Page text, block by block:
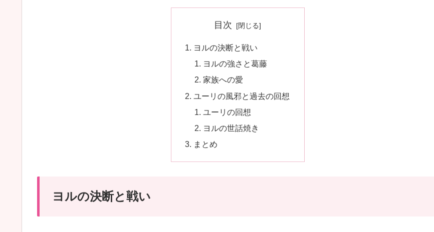
目次
ヨルの決断と戦い
ヨルの強さと葛藤
家族への愛
ユーリの風邪と過去の回想
ユーリの回想
ヨルの世話焼き
まとめ
ヨルの決断と戦い